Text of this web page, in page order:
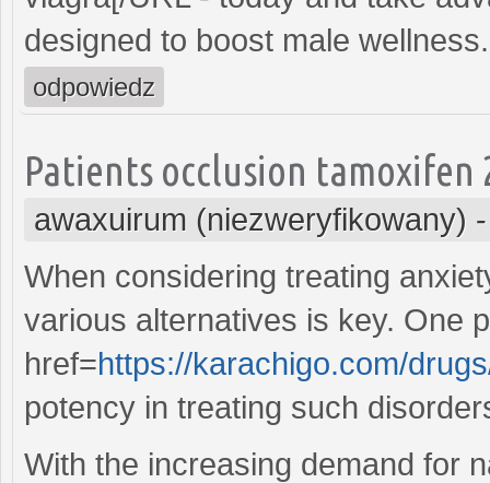
designed to boost male wellness.
odpowiedz
Patients occlusion tamoxifen
awaxuirum (niezweryfikowany)
When considering treating
various alternatives is key. One
href=https://karachigo.com/
potency in treating such
With the increasing demand for